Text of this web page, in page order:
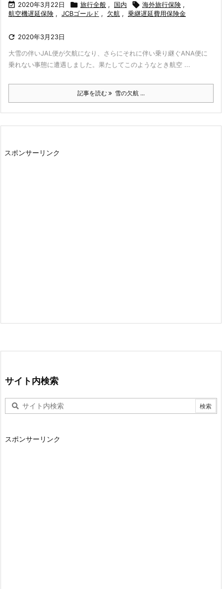
 2020年3月22日  旅行全般 , 国内  海外旅行保険 ,
航空機遅延保険 , JCBゴールド , 欠航 , 乗継遅延費用保険金
 2020年3月23日
大雪の伴いJAL便が欠航になり、さらにそれに伴い乗り継ぐANA便に
乗れない事態に遭遇しました。果たしてこのようなとき航空 ...
記事を読む 雪の欠航 ...
スポンサーリンク
サイト内検索
スポンサーリンク